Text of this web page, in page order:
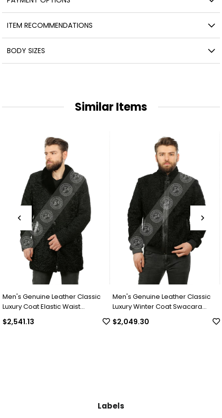
ITEM RECOMMENDATIONS
BODY SIZES
Similar Items
Men's Genuine Leather Classic
Luxury Coat Elastic Waist
Complete Swacara Python Black
KLJ-1022-18481 FA1
$2,541.13
Men's Genuine Leather Classic
Luxury Winter Coat Swacara
Collar Alpaca Astrakhan
Underwear Python Black U-974-
$2,049.30
Labels